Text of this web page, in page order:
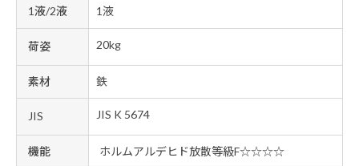
1液/2液 1液
荷姿 20kg
素材 鉄
JIS JIS K 5674
機能 ホルムアルデヒド放散等級F☆☆☆☆